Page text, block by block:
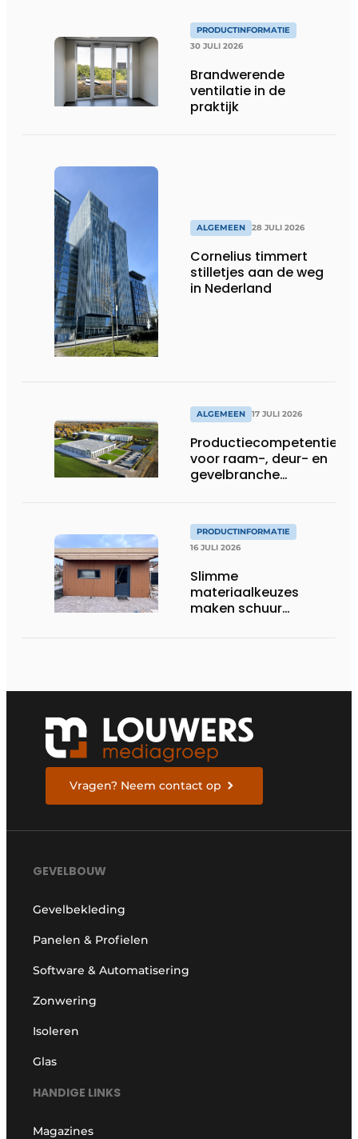
PRODUCTINFORMATIE
30 JULI 2026
Brandwerende
ventilatie in de
praktijk
ALGEMEEN 28 JULI 2026
Cornelius timmert
stilletjes aan de weg
in Nederland
ALGEMEEN 17 JULI 2026
Productiecompetentie
voor raam-, deur- en
gevelbranche
PRODUCTINFORMATIE
16 JULI 2026
Slimme
materiaalkeuzes
maken schuur
Vragen? Neem contact op
GEVELBOUW
Gevelbekleding
Panelen & Profielen
Software & Automatisering
Zonwering
Isoleren
Glas
HANDIGE LINKS
Magazines